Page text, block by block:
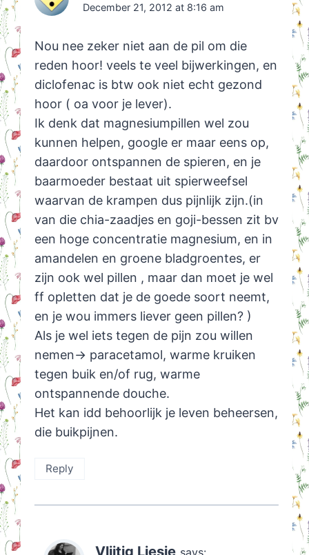
December 21, 2012 at 8:16 am
Nou nee zeker niet aan de pil om die
reden hoor! veels te veel bijwerkingen, en
diclofenac is btw ook niet echt gezond
hoor ( oa voor je lever).
Ik denk dat magnesiumpillen wel zou
kunnen helpen, google er maar eens op,
daardoor ontspannen de spieren, en je
baarmoeder bestaat uit spierweefsel
waarvan de krampen dus pijnlijk zijn.(in
van die chia-zaadjes en goji-bessen zit bv
een hoge concentratie magnesium, en in
amandelen en groene bladgroentes, er
zijn ook wel pillen , maar dan moet je wel
ff opletten dat je de goede soort neemt,
en je wou immers liever geen pillen? )
Als je wel iets tegen de pijn zou willen
nemen-> paracetamol, warme kruiken
tegen buik en/of rug, warme
ontspannende douche.
Het kan idd behoorlijk je leven beheersen,
die buikpijnen.
Reply
Vlijtig Liesje